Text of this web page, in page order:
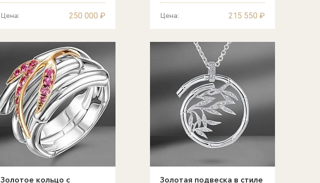
Цена: 250 000 ₽ Цена: 215 550 ₽
Золотое кольцо с Золотая подвеска в стиле